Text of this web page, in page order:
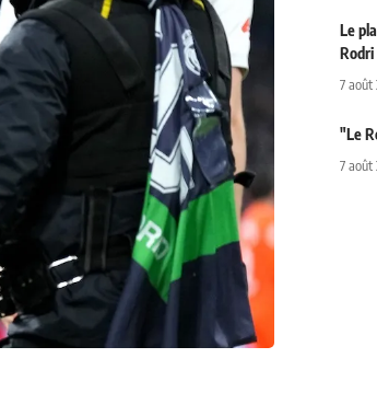
Le
Rodri
7 août
"Le
7 août